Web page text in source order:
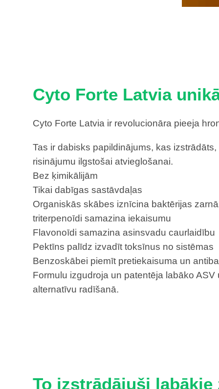
Cyto Forte Latvia
Cyto Forte Latvia ir revolucionāra pieeja
Tas ir dabisks papildinājums, kas
risinājumu ilgstošai atvieglošanai.
Bez ķimikālijām
Tikai dabīgas sastāvdaļas
Organiskās skābes iznīcina baktērijas
triterpenoīdi samazina iekaisumu
Flavonoīdi samazina asinsvadu caurlaidību
Pektīns palīdz izvadīt toksīnus no sistēmas
Benzoskābei piemīt pretiekaisuma un
Formulu izgudroja un patentēja labāko
alternatīvu radīšanā.
To izstrādājuši